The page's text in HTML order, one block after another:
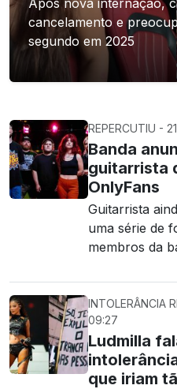
Após nova internação,
cancelamento e
segundo em 2025
REPERCUTIU -
Banda
guitarrista
OnlyFans
Guitarrista
uma série de
membros da
INTOLERÂNCIA
09:27
Ludmilla
que iriam